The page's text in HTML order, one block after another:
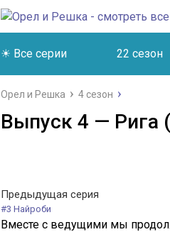
☀ Все серии 22 сезон
Орел и Решка 4 сезон
Выпуск 4 — Рига
Предыдущая серия
#3 Найроби
Вместе с ведущими мы